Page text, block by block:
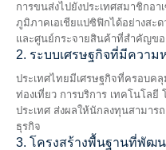
การขนส่งไปยังประเทศสมาชิกอ
ภูมิภาคเอเชียแปซิฟิกได้อย่างสะ
และศูนย์กระจายสินค้าที่สำคัญข
2. ระบบเศรษฐกิจที่มีความ
ประเทศไทยมีเศรษฐกิจที่ครอบค
ท่องเที่ยว การบริการ เทคโนโล
ประเทศ ส่งผลให้นักลงทุนสามาร
ธุรกิจ
3. โครงสร้างพื้นฐานที่พัฒน